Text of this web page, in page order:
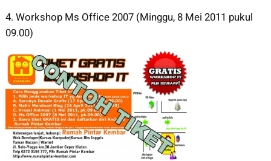
4. Workshop Ms Office 2007 (Minggu, 8 Mei 2011 pukul
09.00)